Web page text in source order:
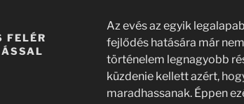
FELÉR
Az evés az egyik
fejlődés hatására már
történelem legnagyobb
küzdenie kellett azért,
maradhassanak. Éppen